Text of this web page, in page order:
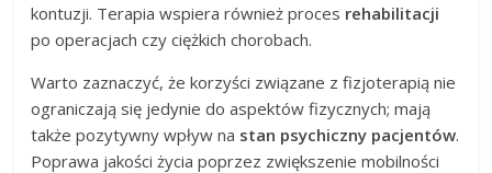
kontuzji. Terapia wspiera również proces rehabilitacji
po operacjach czy ciężkich chorobach.
Warto zaznaczyć, że korzyści związane z fizjoterapią nie
ograniczają się jedynie do aspektów fizycznych; mają
także pozytywny wpływ na stan psychiczny pacjentów.
Poprawa jakości życia poprzez zwiększenie mobilności